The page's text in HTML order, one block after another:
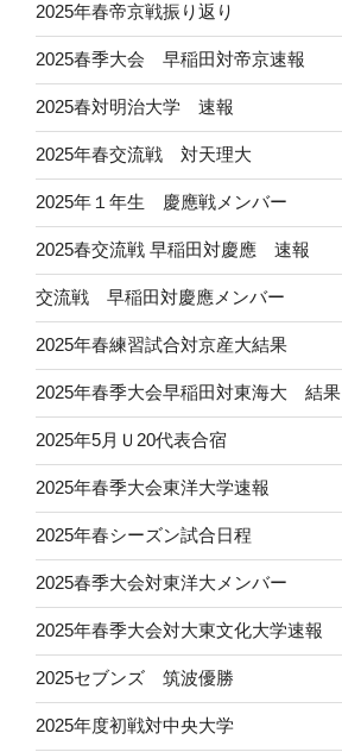
2025年春帝京戦振り返り
2025春季大会 早稲田対帝京速報
2025春対明治大学 速報
2025年春交流戦 対天理大
2025年１年生 慶應戦メンバー
2025春交流戦 早稲田対慶應 速報
交流戦 早稲田対慶應メンバー
2025年春練習試合対京産大結果
2025年春季大会早稲田対東海大 結果
2025年5月Ｕ20代表合宿
2025年春季大会東洋大学速報
2025年春シーズン試合日程
2025春季大会対東洋大メンバー
2025年春季大会対大東文化大学速報
2025セブンズ 筑波優勝
2025年度初戦対中央大学